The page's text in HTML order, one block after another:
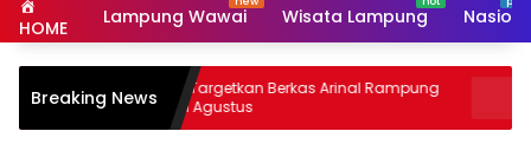
HOME Lampung Wawai Wisata Lampung
Breaking News
Kejati Targetkan Berkas Arinal Rampung
Bulan Agustus